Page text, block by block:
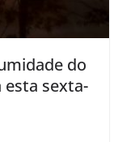
do
esta sexta-